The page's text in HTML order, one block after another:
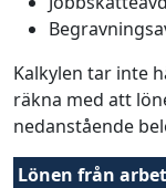
Kalkylen tar inte
räkna med att
nedanstående
Lönen från